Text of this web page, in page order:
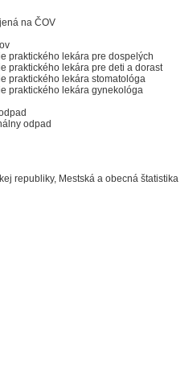
na ČOV
praktického lekára pre dospelých
praktického lekára pre deti a dorast
praktického lekára stomatológa
praktického lekára gynekológa
odpad
republiky, Mestská a obecná štatistika